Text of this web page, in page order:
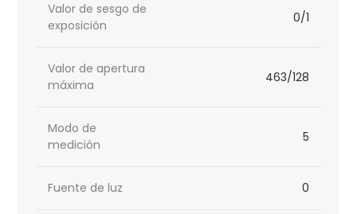
Valor de sesgo de
exposición
0/1
Valor de apertura
máxima
463/128
Modo de
medición
5
Fuente de luz 0